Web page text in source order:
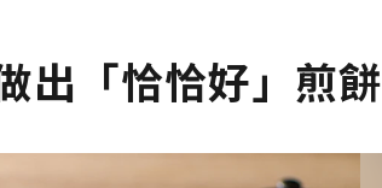
出「恰恰好」煎餅